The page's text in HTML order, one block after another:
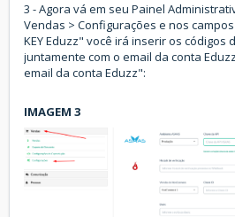
3 - Agora vá em seu Painel
Vendas > Configurações e nos
KEY Eduzz" você irá inserir os códigos
juntamente com o email da conta
email da conta Eduzz":
IMAGEM 3